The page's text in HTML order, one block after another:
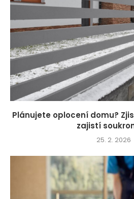
Plánujete oplocení domu?
zajistí
25. 2. 2026